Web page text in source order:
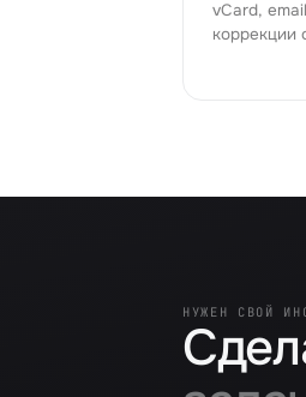
vCard,
коррекции
НУЖЕН СВОЙ